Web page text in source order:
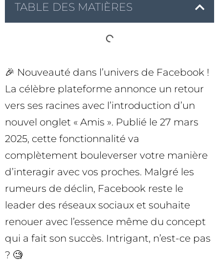
TABLE DES MATIÈRES
🎉 Nouveauté dans l’univers de Facebook !
La célèbre plateforme annonce un retour
vers ses racines avec l’introduction d’un
nouvel onglet « Amis ». Publié le 27 mars
2025, cette fonctionnalité va
complètement bouleverser votre manière
d’interagir avec vos proches. Malgré les
rumeurs de déclin, Facebook reste le
leader des réseaux sociaux et souhaite
renouer avec l’essence même du concept
qui a fait son succès. Intrigant, n’est-ce pas
? 🧐